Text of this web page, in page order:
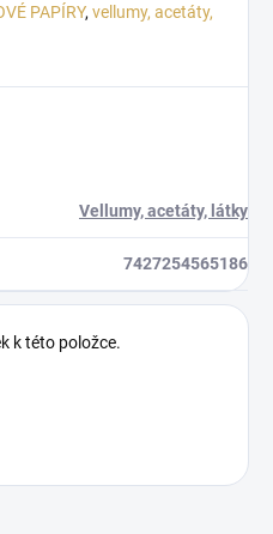
PAPÍRY, vellumy, acetáty,
Vellumy, acetáty, látky
7427254565186
k této položce.